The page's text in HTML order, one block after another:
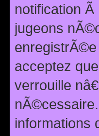
notification
jugeons
acceptez
verrouille
informations